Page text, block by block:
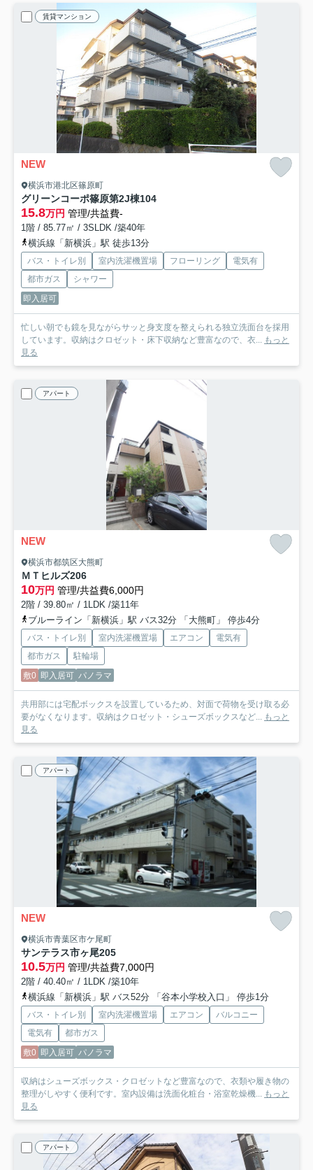
賃貸マンション
NEW
横浜市港北区篠原町
グリーンコーポ篠原第2J棟104
15.8万円 管理/共益費-
1階 / 85.77㎡ / 3SLDK /築40年
横浜線「新横浜」駅 徒歩13分
バス・トイレ別 室内洗濯機置場 フローリング
電気有
都市ガス
シャワー
即入居可
忙しい朝でも鏡を見ながらサッと身支度を整えられる独立洗面台を採用
しています。収納はクロゼット・床下収納など豊富なので、衣... もっと
見る
アパート
NEW
横浜市都筑区大熊町
ＭＴヒルズ206
10万円 管理/共益費6,000円
2階 / 39.80㎡ / 1LDK /築11年
ブルーライン「新横浜」駅 バス32分 「大熊町」 停歩4分
バス・トイレ別 室内洗濯機置場 エアコン
電気有
都市ガス
駐輪場
敷0 即入居可 パノラマ
共用部には宅配ボックスを設置しているため、対面で荷物を受け取る必
要がなくなります。収納はクロゼット・シューズボックスなど... もっと
見る
アパート
NEW
横浜市青葉区市ケ尾町
サンテラス市ヶ尾205
10.5万円 管理/共益費7,000円
2階 / 40.40㎡ / 1LDK /築10年
横浜線「新横浜」駅 バス52分 「谷本小学校入口」 停歩1分
バス・トイレ別 室内洗濯機置場 エアコン
バルコニー
電気有
都市ガス
敷0 即入居可 パノラマ
収納はシューズボックス・クロゼットなど豊富なので、衣類や履き物の
整理がしやすく便利です。室内設備は洗面化粧台・浴室乾燥機... もっと
見る
アパート